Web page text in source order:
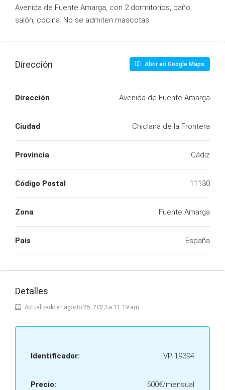
Avenida de Fuente Amarga, con 2 dormitorios, baño,
salón, cocina. No se admiten mascotas
Dirección Abrir en Google Maps
Dirección Avenida de Fuente Amarga
Ciudad Chiclana de la Frontera
Provincia Cádiz
Código Postal 11130
Zona Fuente Amarga
País España
Detalles
Actualizado en agosto 25, 2023 a 11:19 am
Identificador: VP-19394
Precio: 500€/mensual